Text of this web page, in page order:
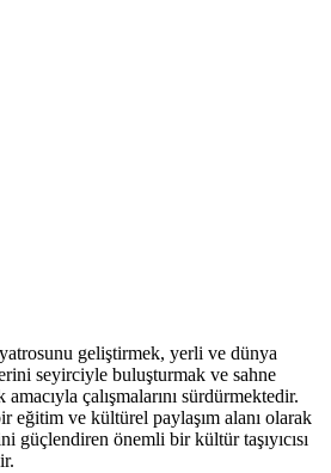
geliştirmek, yerli ve dünya
seyirciyle buluşturmak ve sahne
amacıyla çalışmalarını sürdürmektedir.
eğitim ve kültürel paylaşım alanı olarak
güçlendiren önemli bir kültür taşıyıcısı